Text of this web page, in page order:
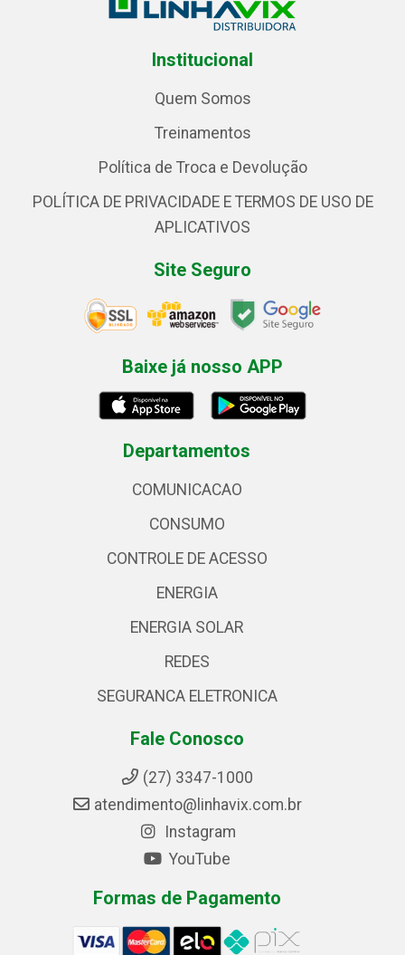
Institucional
Quem Somos
Treinamentos
Política de Troca e Devolução
POLÍTICA DE PRIVACIDADE E TERMOS DE USO DE
APLICATIVOS
Site Seguro
Baixe já nosso APP
Departamentos
COMUNICACAO
CONSUMO
CONTROLE DE ACESSO
ENERGIA
ENERGIA SOLAR
REDES
SEGURANCA ELETRONICA
Fale Conosco
(27) 3347-1000
atendimento@linhavix.com.br
Instagram
YouTube
Formas de Pagamento